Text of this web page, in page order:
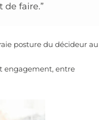
de faire.”
posture du décideur au
engagement, entre